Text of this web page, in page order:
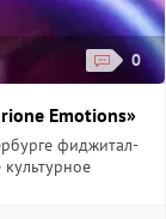
0
Emotions»
фиджитал-